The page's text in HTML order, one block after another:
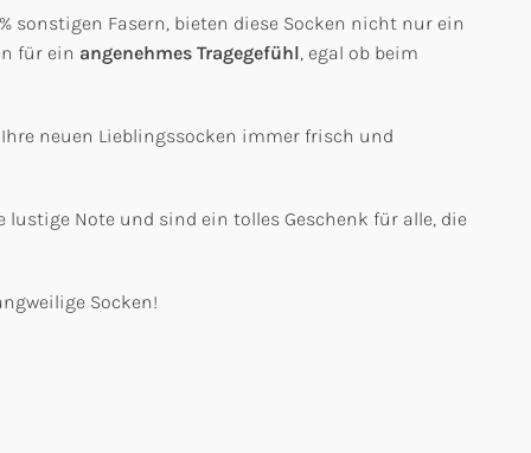
sonstigen Fasern, bieten diese Socken nicht nur ein
für ein angenehmes Tragegefühl, egal ob beim
neuen Lieblingssocken immer frisch und
lustige Note und sind ein tolles Geschenk für alle, die
Socken!